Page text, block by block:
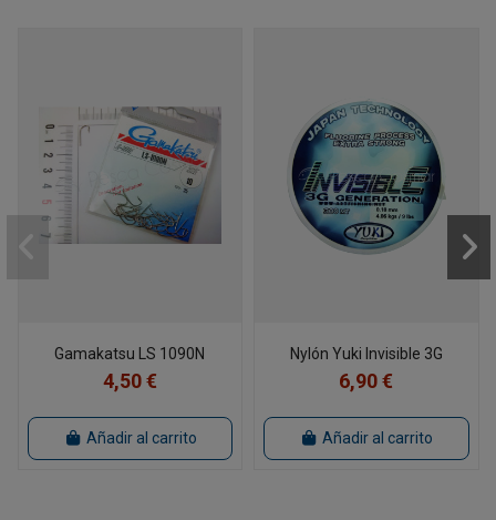
Gamakatsu LS 1090N
4,50 €
Añadir al carrito
Nylón Yuki Invisible 3G
6,90 €
Añadir al carrito